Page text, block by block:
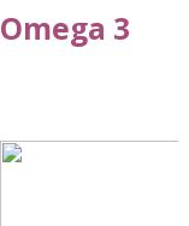
Omega 3